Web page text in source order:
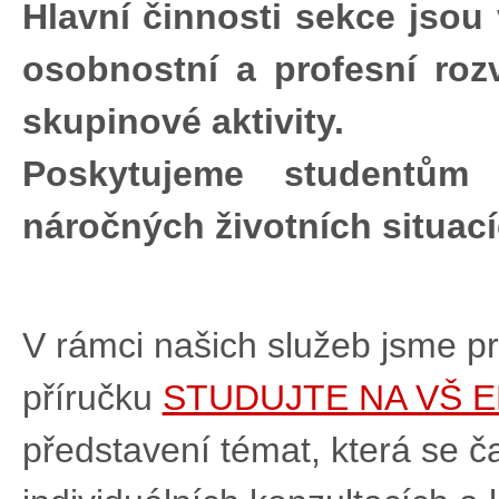
Hlavní činnosti sekce
osobnostní a profesní
skupinové aktivity.
Poskytujeme
náročných životních
V rámci našich služeb jsme
příručku STUDUJTE NA VŠ
představení témat, která se